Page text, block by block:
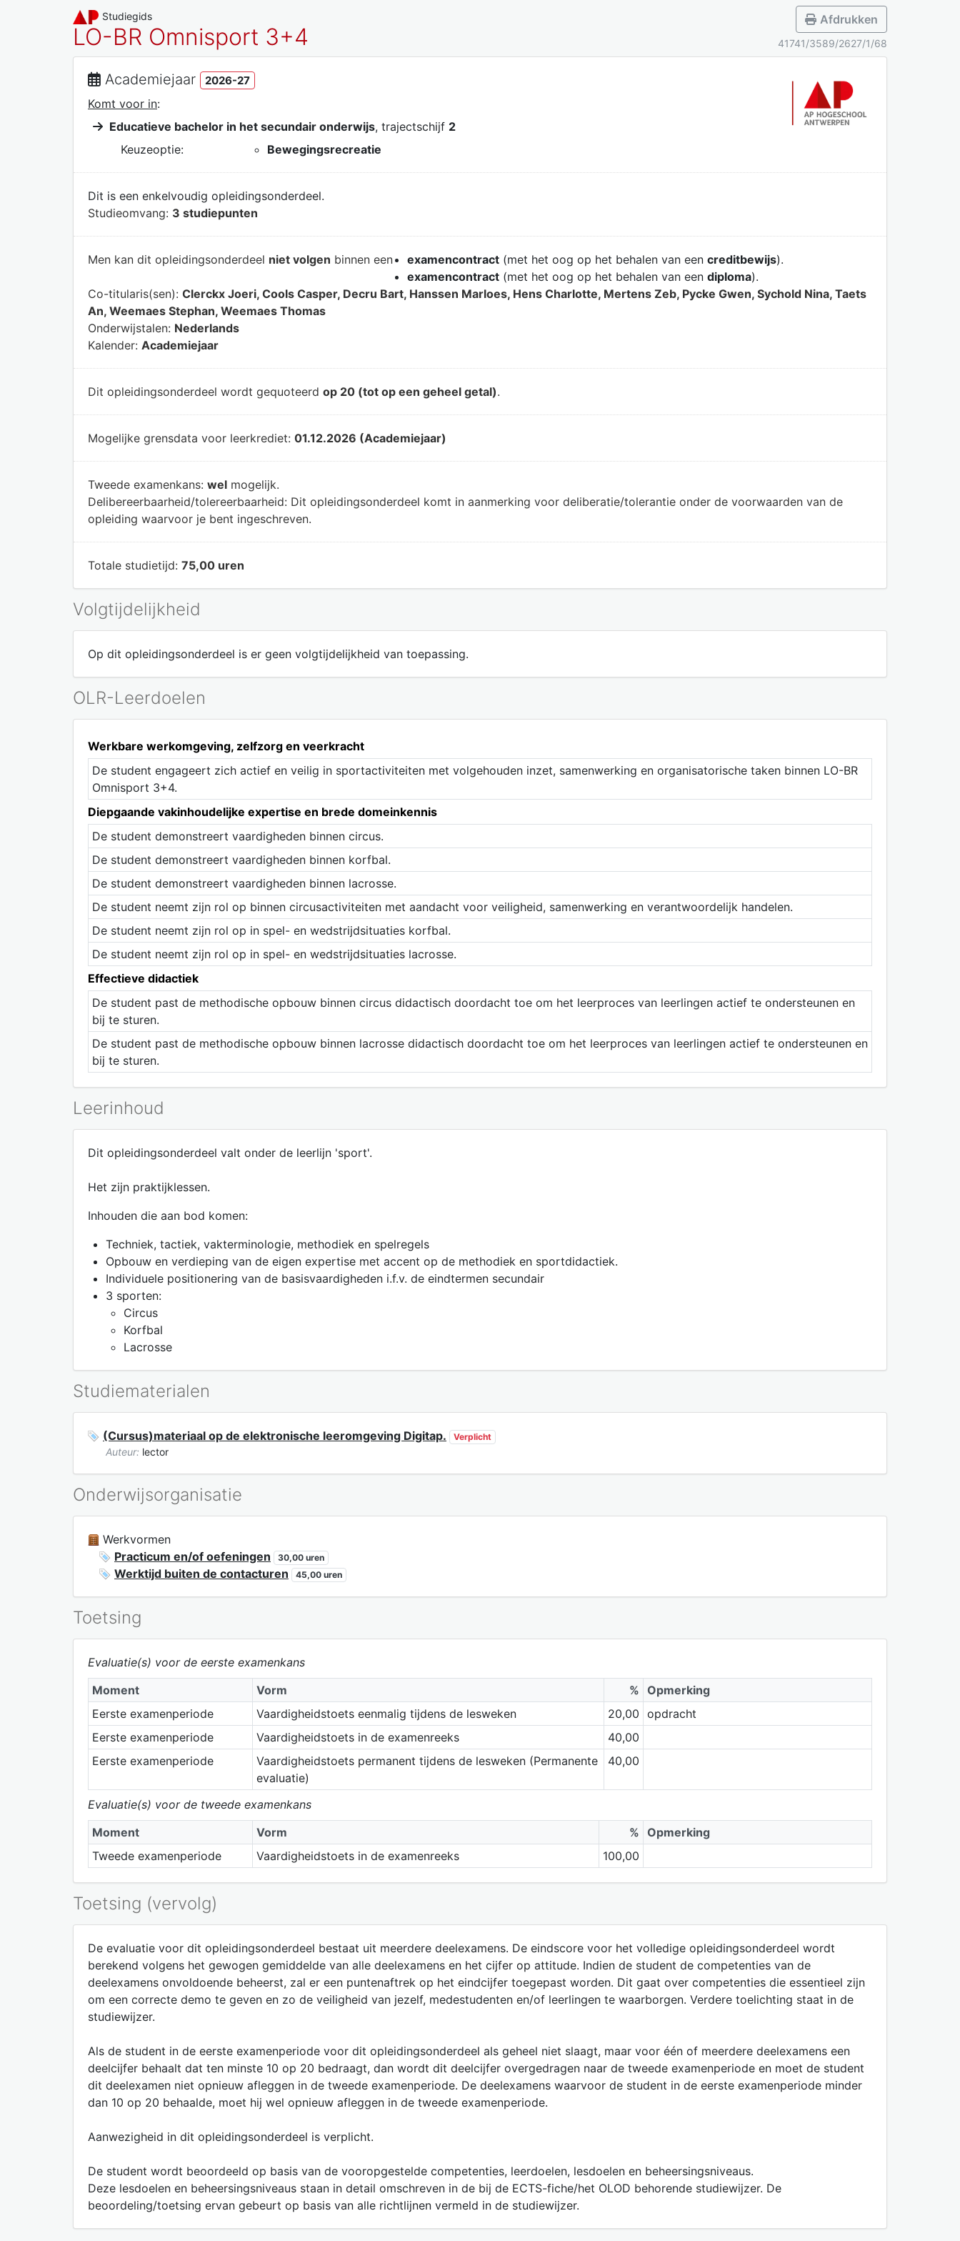
Studiegids
LO-BR Omnisport 3+4
Afdrukken
41741/3589/2627/1/68
Academiejaar 2026-27
Komt voor in:
Educatieve bachelor in het secundair onderwijs, trajectschijf 2
Keuzeoptie:
Bewegingsrecreatie
Dit is een enkelvoudig opleidingsonderdeel.
Studieomvang: 3 studiepunten
Men kan dit opleidingsonderdeel niet volgen binnen een examencontract (met het oog op het behalen van een creditbewijs).
examencontract (met het oog op het behalen van een diploma).
Co-titularis(sen): Clerckx Joeri, Cools Casper, Decru Bart, Hanssen Marloes, Hens Charlotte, Mertens Zeb, Pycke Gwen, Sychold Nina, Taets
An, Weemaes Stephan, Weemaes Thomas
Onderwijstalen: Nederlands
Kalender: Academiejaar
Dit opleidingsonderdeel wordt gequoteerd op 20 (tot op een geheel getal).
Mogelijke grensdata voor leerkrediet: 01.12.2026 (Academiejaar)
Tweede examenkans: wel mogelijk.
Delibereerbaarheid/tolereerbaarheid: Dit opleidingsonderdeel komt in aanmerking voor deliberatie/tolerantie onder de voorwaarden van de
opleiding waarvoor je bent ingeschreven.
Totale studietijd: 75,00 uren
Volgtijdelijkheid
Op dit opleidingsonderdeel is er geen volgtijdelijkheid van toepassing.
OLR-Leerdoelen
Werkbare werkomgeving, zelfzorg en veerkracht
De student engageert zich actief en veilig in sportactiviteiten met volgehouden inzet, samenwerking en organisatorische taken binnen LO-BR
Omnisport 3+4.
Diepgaande vakinhoudelijke expertise en brede domeinkennis
De student demonstreert vaardigheden binnen circus.
De student demonstreert vaardigheden binnen korfbal.
De student demonstreert vaardigheden binnen lacrosse.
De student neemt zijn rol op binnen circusactiviteiten met aandacht voor veiligheid, samenwerking en verantwoordelijk handelen.
De student neemt zijn rol op in spel- en wedstrijdsituaties korfbal.
De student neemt zijn rol op in spel- en wedstrijdsituaties lacrosse.
Effectieve didactiek
De student past de methodische opbouw binnen circus didactisch doordacht toe om het leerproces van leerlingen actief te ondersteunen en
bij te sturen.
De student past de methodische opbouw binnen lacrosse didactisch doordacht toe om het leerproces van leerlingen actief te ondersteunen en
bij te sturen.
Leerinhoud
Dit opleidingsonderdeel valt onder de leerlijn 'sport'.
Het zijn praktijklessen.
Inhouden die aan bod komen:
Techniek, tactiek, vakterminologie, methodiek en spelregels
Opbouw en verdieping van de eigen expertise met accent op de methodiek en sportdidactiek.
Individuele positionering van de basisvaardigheden i.f.v. de eindtermen secundair
3 sporten:
Circus
Korfbal
Lacrosse
Studiematerialen
(Cursus)materiaal op de elektronische leeromgeving Digitap. Verplicht
Auteur: lector
Onderwijsorganisatie
Werkvormen
Practicum en/of oefeningen
30,00 uren
Werktijd buiten de contacturen 45,00 uren
Toetsing
Evaluatie(s) voor de eerste examenkans
Moment
Vorm % Opmerking
Eerste examenperiode
Vaardigheidstoets eenmalig tijdens de lesweken 20,00 opdracht
Eerste examenperiode
Vaardigheidstoets in de examenreeks
40,00
Eerste examenperiode
Vaardigheidstoets permanent tijdens de lesweken (Permanente
evaluatie)
40,00
Evaluatie(s) voor de tweede examenkans
Moment
Vorm % Opmerking
Tweede examenperiode
Vaardigheidstoets in de examenreeks 100,00
Toetsing (vervolg)
De evaluatie voor dit opleidingsonderdeel bestaat uit meerdere deelexamens. De eindscore voor het volledige opleidingsonderdeel wordt
berekend volgens het gewogen gemiddelde van alle deelexamens en het cijfer op attitude. Indien de student de competenties van de
deelexamens onvoldoende beheerst, zal er een puntenaftrek op het eindcijfer toegepast worden. Dit gaat over competenties die essentieel zijn
om een correcte demo te geven en zo de veiligheid van jezelf, medestudenten en/of leerlingen te waarborgen. Verdere toelichting staat in de
studiewijzer.
Als de student in de eerste examenperiode voor dit opleidingsonderdeel als geheel niet slaagt, maar voor één of meerdere deelexamens een
deelcijfer behaalt dat ten minste 10 op 20 bedraagt, dan wordt dit deelcijfer overgedragen naar de tweede examenperiode en moet de student
dit deelexamen niet opnieuw afleggen in de tweede examenperiode. De deelexamens waarvoor de student in de eerste examenperiode minder
dan 10 op 20 behaalde, moet hij wel opnieuw afleggen in de tweede examenperiode.
Aanwezigheid in dit opleidingsonderdeel is verplicht.
De student wordt beoordeeld op basis van de vooropgestelde competenties, leerdoelen, lesdoelen en beheersingsniveaus.
Deze lesdoelen en beheersingsniveaus staan in detail omschreven in de bij de ECTS-fiche/het OLOD behorende studiewijzer. De
beoordeling/toetsing ervan gebeurt op basis van alle richtlijnen vermeld in de studiewijzer.